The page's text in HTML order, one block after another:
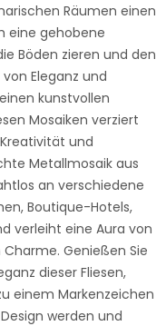
Räumen einen
eine gehobene
Böden zieren und den
Eleganz und
kunstvollen
Mosaiken verziert
und
Metallmosaik aus
an verschiedene
Boutique-Hotels,
verleiht eine Aura von
Genießen Sie
dieser Fliesen,
einem Markenzeichen
werden und